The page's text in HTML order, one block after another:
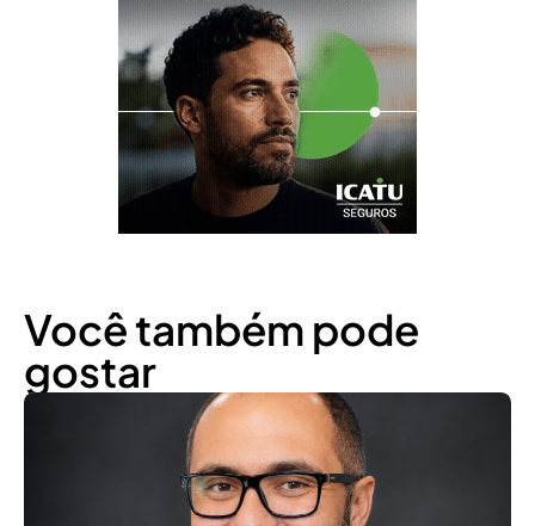
Você também pode
gostar